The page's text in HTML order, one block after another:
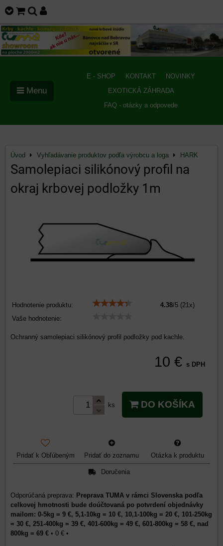
E - SHOP KONTAKT
NOVINKY
EXOTICKÁ ZÁHRADA
FAQ - otázky a odpovede
Menu
Úvod Vyhľadávanie produktov podľa výrobcu a loga HARK
Samolepiaci silikónový profil na
okraj krbovej podložky 1m
Hodnotenie produktu: 4.38/5 (21 x)
Vaše hodnotenie:
Ochranný samolepiaci silikónový profil podložky pod kachle.
10 € s DPH
ks DO KOŠÍKA
Pridať k Obľúbeným Pridať do zoznamu Otázka k produktu
Doručenia
Preprava TUMA v rámci Slovenska podľa
celkovej hmotnosti bude doúčtovaná po potvrdení objednávky
mailom: 0-5kg = 9 €, 5,1-10kg = 10 €, 10,1-100kg = 20 €, 101-250kg
= 30 €, 251-400kg = 39 €, 401-600kg = 49 €, 601-800kg = 58 €, nad
800kg = 69 € • 0 € •